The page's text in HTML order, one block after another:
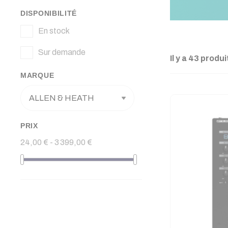
DISPONIBILITÉ
En stock
Sur demande
MARQUE
PRIX
24,00 € - 3 399,00 €
Il y a 43